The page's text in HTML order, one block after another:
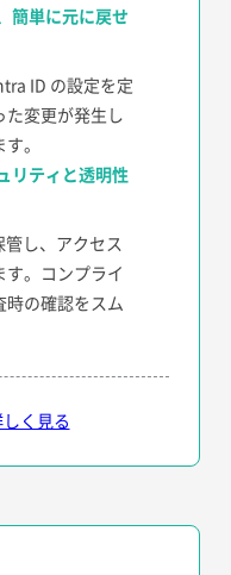
簡単に元に戻せ
ID の設定を定
変更が発生し
。
リティと透明性
し、アクセス
。コンプライ
時の確認をスム
く見る